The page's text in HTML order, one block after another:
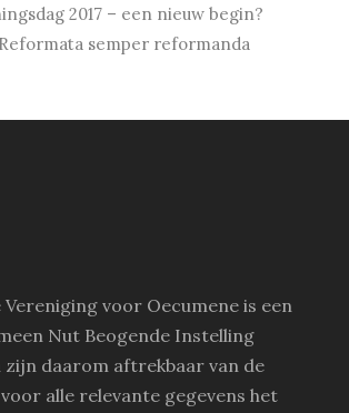
2017 – een nieuw begin?
semper reformanda
Vereniging voor Oecumene is een
Nut Beogende Instelling
zijn daarom aftrekbaar van de
alle relevante gegevens het